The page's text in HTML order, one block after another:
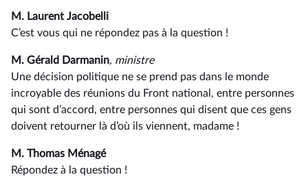
M. Laurent Jacobelli
C’est vous qui ne répondez pas à la question !
M. Gérald Darmanin, ministre
Une décision politique ne se prend pas dans le monde
incroyable des réunions du Front national, entre personnes
qui sont d’accord, entre personnes qui disent que ces gens
doivent retourner là d’où ils viennent, madame !
M. Thomas Ménagé
Répondez à la question !